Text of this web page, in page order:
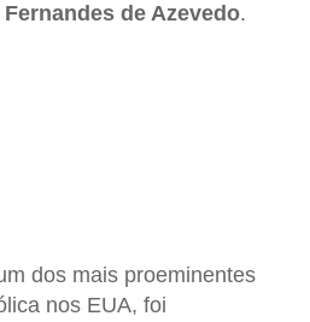
Fernandes de Azevedo.
dos mais proeminentes
nos EUA, foi